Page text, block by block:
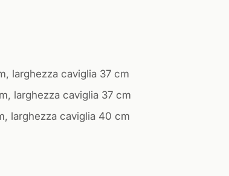
larghezza caviglia 37 cm
larghezza caviglia 37 cm
larghezza caviglia 40 cm